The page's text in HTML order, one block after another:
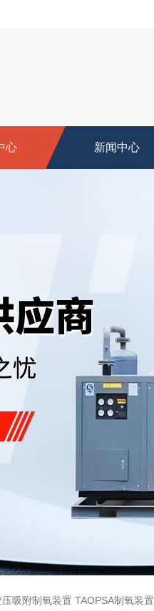
心 新闻中心
吸附制氧装置 TAOPSA制氧装置